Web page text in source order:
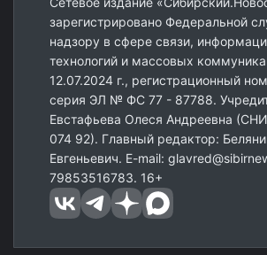
зарегистрировано Федеральной
надзору в сфере связи,
технологий и массовых
12.07.2024 г., регистрационный
серия ЭЛ № ФС 77 - 87788.
Евстафьева Олеся Андреевна
074 92). Главный редактор:
Евгеньевич. E-mail:
79853516783. 16+